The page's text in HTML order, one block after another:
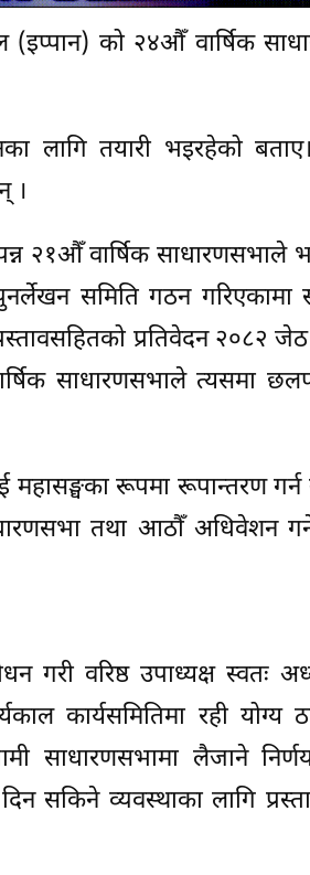
(इप्पान) को २४औँ वार्षिक
लागि तयारी भइरहेको
।
२१औँ वार्षिक साधारणसभाले
समिति गठन गरिएकामा
प्रतिवेदन २०८२
साधारणसभाले त्यसमा
महासङ्घका रूपमा रूपान्तरण
तथा आठौँ अधिवेशन
वरिष्ठ उपाध्यक्ष स्वतः
कार्यसमितिमा रही योग्य
साधारणसभामा लैजाने
सकिने व्यवस्थाका लागि